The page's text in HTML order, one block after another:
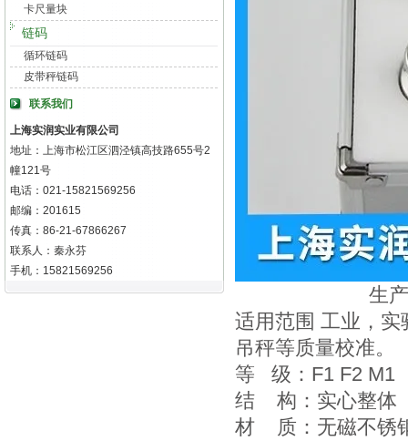
卡尺量块
链码
循环链码
皮带秤链码
联系我们
上海实润实业有限公司
地址：上海市松江区泗泾镇高技路655号2
幢121号
电话：021-15821569256
邮编：201615
传真：86-21-67866267
联系人：秦永芬
手机：15821569256
生
适用范围 工业，
吊秤等质量校准。
等 级：F1 F2 M1
结 构：实心整体
材 质：无磁不锈